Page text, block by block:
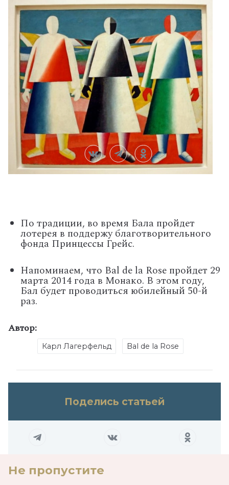
По традиции, во время Бала пройдет
лотерея в поддержу благотворительного
фонда Принцессы Грейс.
Напоминаем, что Bal de la Rose пройдет 29
марта 2014 года в Монако. В этом году,
Бал будет проводиться юбилейный 50-й
раз.
Автор:
Карл Лагерфельд Bal de la Rose
Поделись статьей
Не пропустите